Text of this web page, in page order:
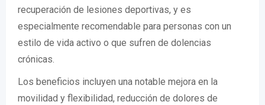
recuperación de lesiones deportivas, y es
especialmente recomendable para personas con un
estilo de vida activo o que sufren de dolencias
crónicas.
Los beneficios incluyen una notable mejora en la
movilidad y flexibilidad, reducción de dolores de